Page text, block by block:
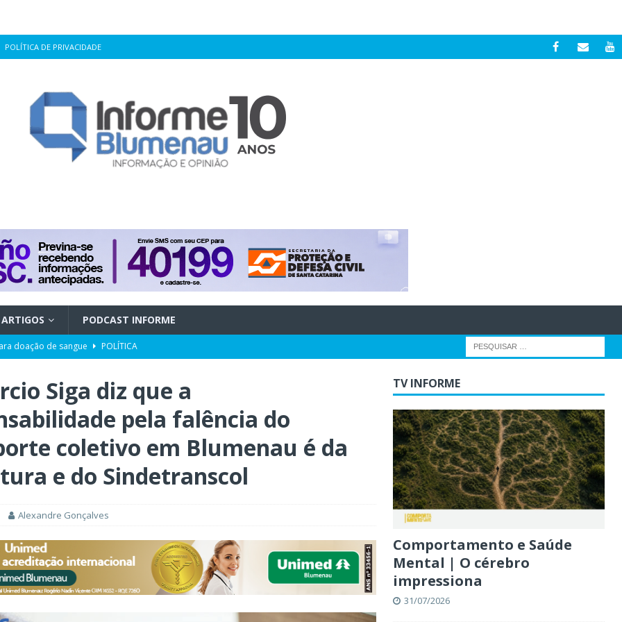
POLÍTICA DE PRIVACIDADE
ARTIGOS PODCAST INFORME
doação de sangue
POLÍTICA
desinformação e uso de inteligência artificial
moradores de Blumenau podem pedir serviços de manutenção pela
em Blumenau nos próximos dias
Siga diz que a
pela falência do
coletivo em Blumenau é da
e do Sindetranscol
Alexandre Gonçalves
TV INFORME
Comportamento e Saúde
Mental | O cérebro
impressiona
31/07/2026